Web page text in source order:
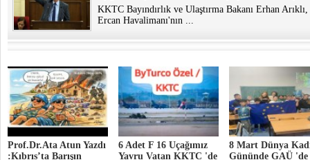
KKTC Bayındırlık ve Ulaştırma Bakanı Erhan Arıklı,
Ercan Havalimanı'nın ...
Prof.Dr.Ata Atun Yazdı
:Kıbrıs’ta Barışın
6 Adet F 16 Uçağımız
Yavru Vatan KKTC 'de
8 Mart Dünya
Gününde GAÜ 'de